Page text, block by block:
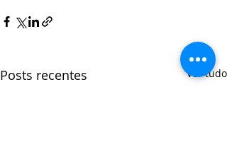
Posts recentes Ver tudo